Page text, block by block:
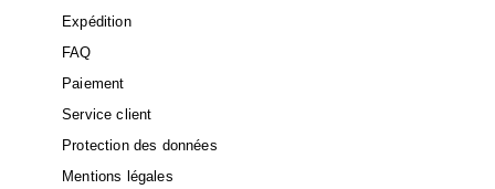
Expédition
FAQ
Paiement
Service client
Protection des données
Mentions légales